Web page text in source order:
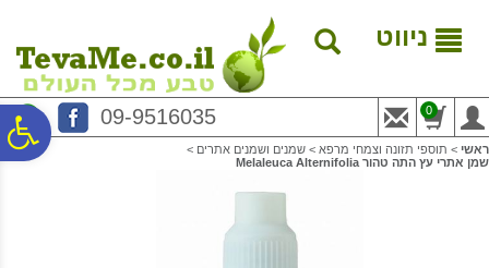
נגישות
המרכזי
ניווט
09-9516035 0
ראשי > תוספי תזונה וצמחי מרפא > שמנים ושמנים אתרים >
שמן אתרי עץ התה טהור Melaleuca Alternifolia